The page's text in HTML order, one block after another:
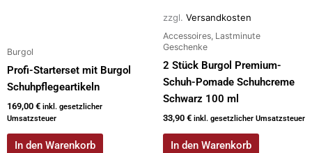
Burgol
Profi-Starterset mit Burgol
Schuhpflegeartikeln
169,00 € inkl. gesetzlicher
Umsatzsteuer
In den Warenkorb
zzgl. Versandkosten
Accessoires, Lastminute
Geschenke
2 Stück Burgol Premium-
Schuh-Pomade Schuhcreme
Schwarz 100 ml
33,90 € inkl. gesetzlicher Umsatzsteuer
In den Warenkorb